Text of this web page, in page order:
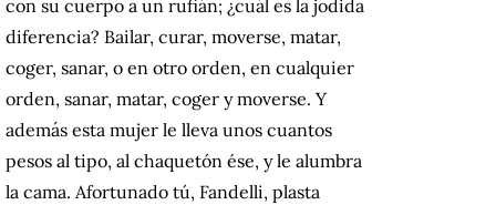
con su cuerpo a un rufián; ¿cuál es la jodida
diferencia? Bailar, curar, moverse, matar,
coger, sanar, o en otro orden, en cualquier
orden, sanar, matar, coger y moverse. Y
además esta mujer le lleva unos cuantos
pesos al tipo, al chaquetón ése, y le alumbra
la cama. Afortunado tú, Fandelli, plasta